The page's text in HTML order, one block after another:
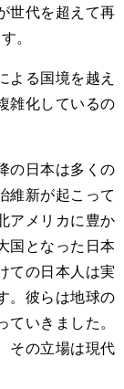
世代を超えて再
。
よる国境を越え
雑化しているの
の日本は多くの
維新が起こって
アメリカに豊か
国となった日本
ての日本人は実
。彼らは地球の
いきました。
その立場は現代